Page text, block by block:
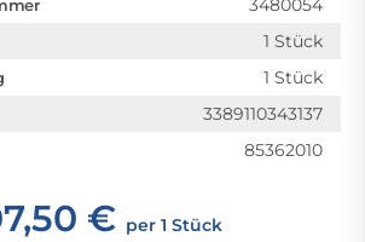
3480054
1 Stück
1 Stück
3389110343137
85362010
€ per 1 Stück